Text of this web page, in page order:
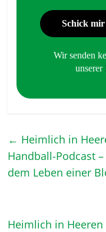
*
Wir senden
unserer
← Heimlich in
Handball-Podcast –
dem Leben einer
Heimlich in